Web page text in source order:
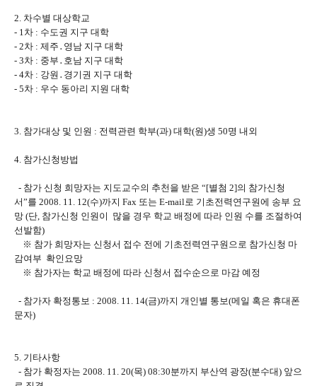
2. 차수별 대상학교
- 1차 : 수도권 지구 대학
- 2차 : 제주․영남 지구 대학
- 3차 : 중부․호남 지구 대학
- 4차 : 강원․경기권 지구 대학
- 5차 : 우수 동아리 지원 대학
3. 참가대상 및 인원 : 전력관련 학부(과) 대학(원)생 50명 내외
4. 참가신청방법
- 참가 신청 희망자는 지도교수의 추천을 받은 “[별첨 2]의 참가신청
서”를 2008. 11. 12(수)까지 Fax 또는 E-mail로 기초전력연구원에 송부 요
망 (단, 참가신청 인원이 많을 경우 학교 배정에 따라 인원 수를 조절하여
선발함)
※ 참가 희망자는 신청서 접수 전에 기초전력연구원으로 참가신청 마
감여부 확인요망
※ 참가자는 학교 배정에 따라 신청서 접수순으로 마감 예정
- 참가자 확정통보 : 2008. 11. 14(금)까지 개인별 통보(메일 혹은 휴대폰
문자)
5. 기타사항
- 참가 확정자는 2008. 11. 20(목) 08:30분까지 부산역 광장(분수대) 앞으